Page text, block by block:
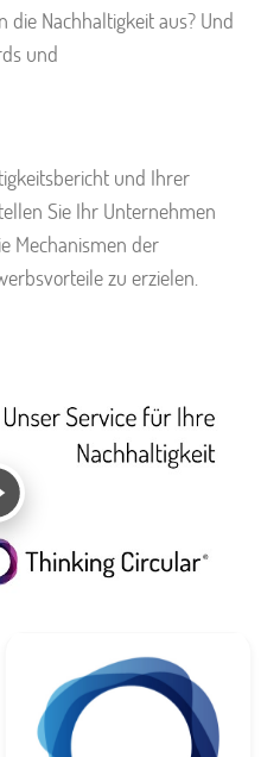
die Nachhaltigkeit aus? Und
und
und Ihrer
Sie Ihr Unternehmen
Mechanismen der
zu erzielen.